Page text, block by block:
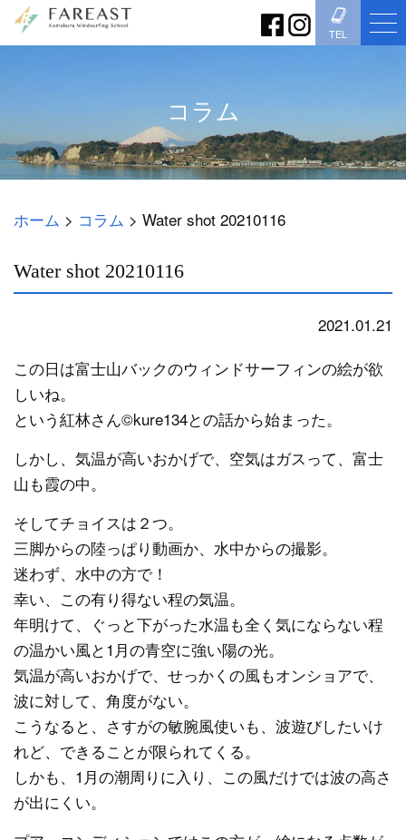
TEL
コラム
ホーム > コラム > Water shot 20210116
Water shot 20210116
2021.01.21
この日は富士山バックのウィンドサーフィンの絵が欲
しいね。
という紅林さん©kure134との話から始まった。
しかし、気温が高いおかげで、空気はガスって、富士
山も霞の中。
そしてチョイスは２つ。
三脚からの陸っぱり動画か、水中からの撮影。
迷わず、水中の方で！
幸い、この有り得ない程の気温。
年明けて、ぐっと下がった水温も全く気にならない程
の温かい風と1月の青空に強い陽の光。
気温が高いおかげで、せっかくの風もオンショアで、
波に対して、角度がない。
こうなると、さすがの敏腕風使いも、波遊びしたいけ
れど、できることが限られてくる。
しかも、1月の潮周りに入り、この風だけでは波の高さ
が出にくい。